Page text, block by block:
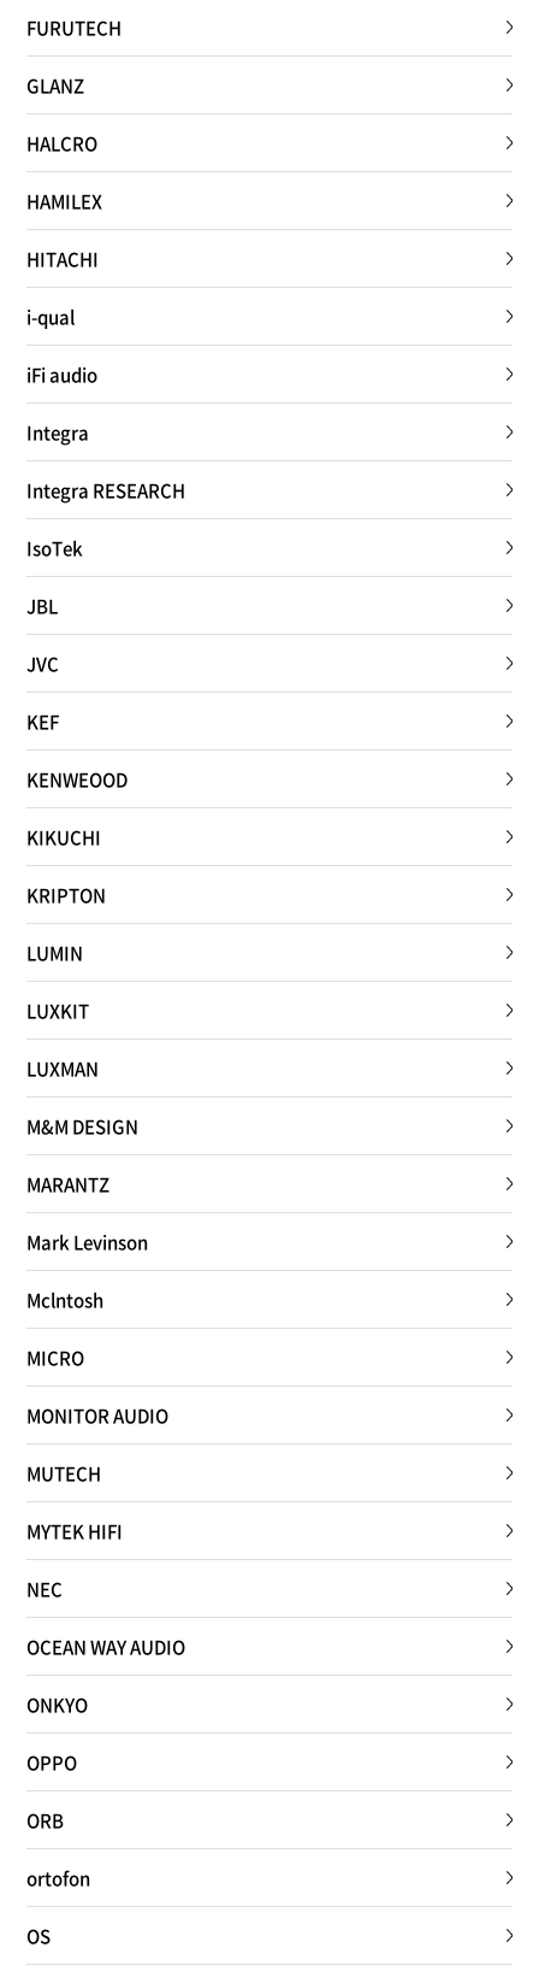
FURUTECH
GLANZ
HALCRO
HAMILEX
HITACHI
i-qual
iFi audio
Integra
Integra RESEARCH
IsoTek
JBL
JVC
KEF
KENWEOOD
KIKUCHI
KRIPTON
LUMIN
LUXKIT
LUXMAN
M&M DESIGN
MARANTZ
Mark Levinson
Mclntosh
MICRO
MONITOR AUDIO
MUTECH
MYTEK HIFI
NEC
OCEAN WAY AUDIO
ONKYO
OPPO
ORB
ortofon
OS